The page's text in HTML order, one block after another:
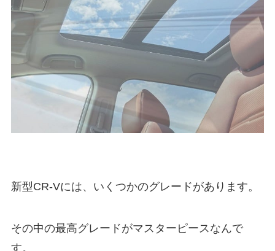
新型CR-Vには、いくつかのグレードがあります。
その中の最高グレードがマスターピースなんで
す。